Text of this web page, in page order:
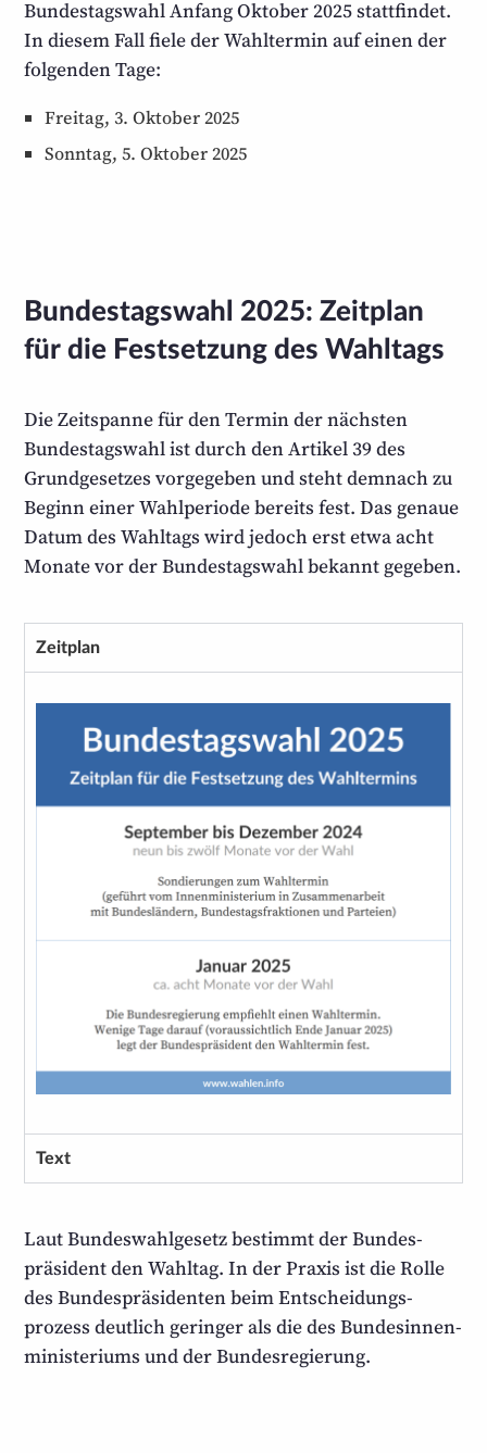
Bundestagswahl Anfang Oktober 2025 stattfindet.
In diesem Fall fiele der Wahltermin auf einen der
folgenden Tage:
Freitag, 3. Oktober 2025
Sonntag, 5. Oktober 2025
Bundestagswahl 2025: Zeitplan
für die Festsetzung des Wahltags
Die Zeitspanne für den Termin der nächsten
Bundestags­wahl ist durch den Artikel 39 des
Grund­gesetzes vorgegeben und steht demnach zu
Beginn einer Wahl­periode bereits fest. Das genaue
Datum des Wahltags wird jedoch erst etwa acht
Monate vor der Bundestags­wahl bekannt gegeben.
Zeitplan
Text
Laut Bundeswahlgesetz bestimmt der Bundes­
präsident den Wahltag. In der Praxis ist die Rolle
des Bundes­präsidenten beim Entscheidungs­
prozess deutlich geringer als die des Bundes­innen­
ministeriums und der Bundes­regierung.